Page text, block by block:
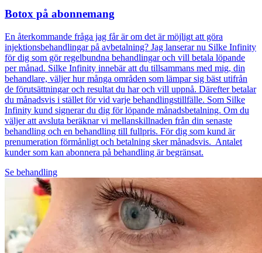
Botox på abonnemang
En återkommande fråga jag får är om det är möjligt att göra
injektionsbehandlingar på avbetalning? Jag lanserar nu Silke Infinity
för dig som gör regelbundna behandlingar och vill betala löpande
per månad. Silke Infinity innebär att du tillsammans med mig, din
behandlare, väljer hur många områden som lämpar sig bäst utifrån
de förutsättningar och resultat du har och vill uppnå. Därefter betalar
du månadsvis i stället för vid varje behandlingstillfälle. Som Silke
Infinity kund signerar du dig för löpande månadsbetalning. Om du
väljer att avsluta beräknar vi mellanskillnaden från din senaste
behandling och en behandling till fullpris. För dig som kund är
prenumeration förmånligt och betalning sker månadsvis. Antalet
kunder som kan abonnera på behandling är begränsat.
Se behandling